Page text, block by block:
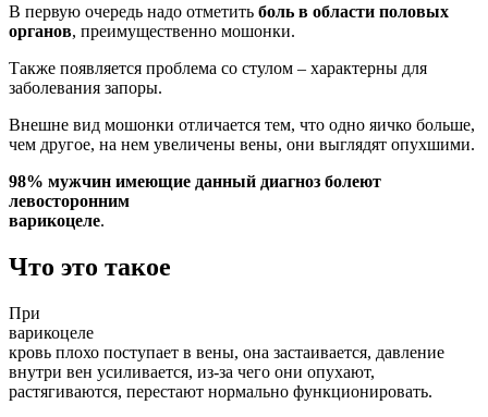
В первую очередь надо отметить боль в области половых
органов, преимущественно мошонки.
Также появляется проблема со стулом – характерны для
заболевания запоры.
Внешне вид мошонки отличается тем, что одно яичко больше,
чем другое, на нем увеличены вены, они выглядят опухшими.
98% мужчин имеющие данный диагноз болеют
левосторонним
варикоцеле.
Что это такое
При
варикоцеле
кровь плохо поступает в вены, она застаивается, давление
внутри вен усиливается, из-за чего они опухают,
растягиваются, перестают нормально функционировать.